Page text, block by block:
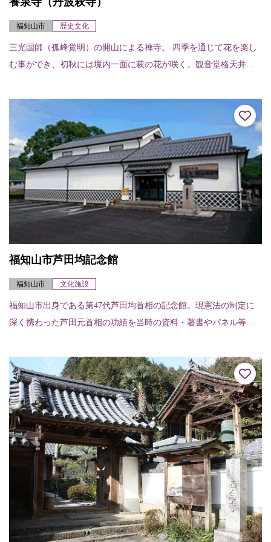
福知山市 歴史文化
三光国師（孤峰覚明）の開山による禅寺。 四季を通じて花を楽し
む事ができ、初秋には境内一面に萩の花が咲く。観音堂格天井は
に描かれている。
福知山市芦田均記念館
福知山市 文化施設
福知山市出身である第47代芦田均首相の記念館。現憲法の制定に
深く携わった芦田元首相の功績を当時の資料・著書やパネル等で